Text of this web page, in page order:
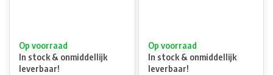
Op voorraad
In stock & onmiddellijk
leverbaar!
Op voorraad
In stock & onmiddellijk
leverbaar!